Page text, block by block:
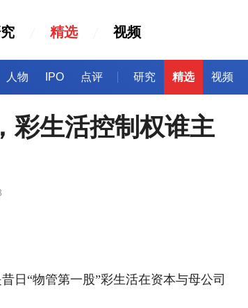
精选 视频
人物 IPO 点评 研究 精选 视频
彩生活控制权谁主
日 “物管第一股”彩生活在资本与母公司